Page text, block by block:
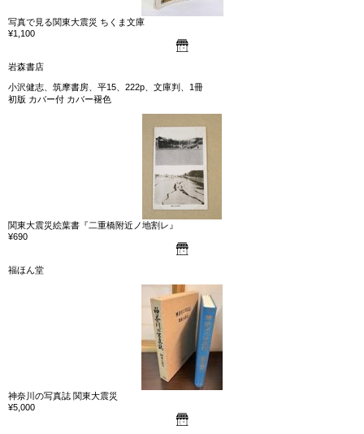
写真で見る関東大震災 ちくま文庫
¥1,100
岩森書店
小沢健志、筑摩書房、平15、222p、文庫判、1冊
初版 カバー付 カバー褪色
関東大震災絵葉書『二重橋附近ノ地割レ』
¥690
福ほん堂
神奈川の写真誌 関東大震災
¥5,000